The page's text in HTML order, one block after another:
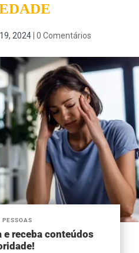
2024 0 Comentários
e receba conteúdos